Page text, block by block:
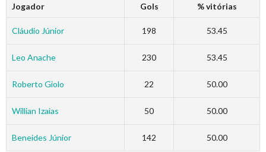
Jogador Gols % vitórias
Cláudio Júnior 198 53.45
Leo Anache 230 53.45
Roberto Giolo 22 50.00
Willian Izaias 50 50.00
Beneides Júnior 142 50.00